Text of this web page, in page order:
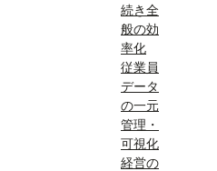
続き全
般の効
率化
従業員
データ
の一元
管理・
可視化
経営の